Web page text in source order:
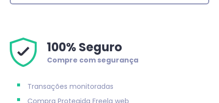
100% Seguro
Compre com segurança
Transações monitoradas
Compra Protegida Freela web